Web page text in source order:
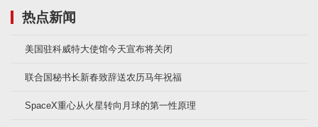
热点新闻
美国驻科威特大使馆今天宣布将关闭
联合国秘书长新春致辞送农历马年祝福
SpaceX重心从火星转向月球的第一性原理